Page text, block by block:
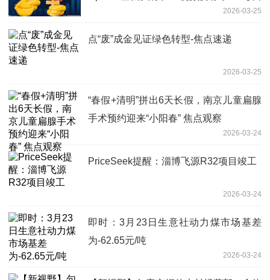
2026-03-25
点“废”成金见证绿色转型-焦点速递
2026-03-25
“春假+清明”拼出6天长假，南京儿童扁腺
手术预约迎来“小阳春” 焦点观察
2026-03-24
PriceSeek提醒：淄博飞源R32项目竣工
2026-03-24
即时：3月23日生意社动力煤市场基差
为-62.65元/吨
2026-03-24